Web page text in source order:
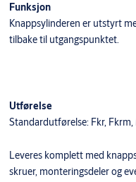
Funksjon
Knappsylinderen er utstyrt
tilbake til utgangspunktet.
Utførelse
Standardutførelse: Fkr, Fkrm,
Leveres komplett med
skruer, monteringsdeler og